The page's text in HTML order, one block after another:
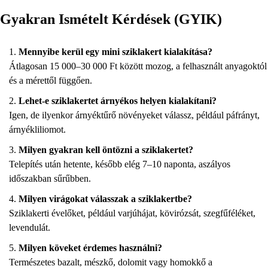
Gyakran Ismételt Kérdések (GYIK)
Mennyibe kerül egy mini sziklakert kialakítása?
Átlagosan 15 000–30 000 Ft között mozog, a felhasznált anyagoktól
és a mérettől függően.
Lehet-e sziklakertet árnyékos helyen kialakítani?
Igen, de ilyenkor árnyéktűrő növényeket válassz, például páfrányt,
árnyékliliomot.
Milyen gyakran kell öntözni a sziklakertet?
Telepítés után hetente, később elég 7–10 naponta, aszályos
időszakban sűrűbben.
Milyen virágokat válasszak a sziklakertbe?
Sziklakerti évelőket, például varjúhájat, kövirózsát, szegfűféléket,
levendulát.
Milyen köveket érdemes használni?
Természetes bazalt, mészkő, dolomit vagy homokkő a